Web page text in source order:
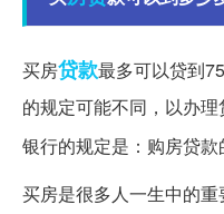
买房贷款最多可以贷到
的规定可能不同，以办
银行的规定是：购房贷
买房是很多人一生中的